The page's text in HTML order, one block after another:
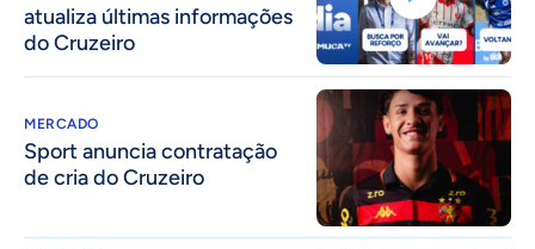
atualiza últimas informações
do Cruzeiro
MERCADO
Sport anuncia contratação
de cria do Cruzeiro